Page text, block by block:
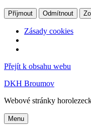
Příjmout Odmítnout
Zásady cookies
Přejít k obsahu webu
DKH Broumov
Webové stránky
Menu